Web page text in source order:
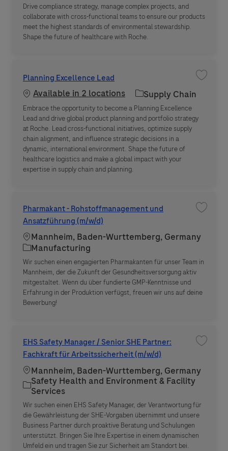
Drive compliance strategy, manage complex projects, and
collaborate with cross-functional teams to ensure our products
meet the highest standards of environmental stewardship.
Shape the future of healthcare with Roche.
Planning Excellence Lead
Available in 2 locations Category
Supply Chain
Embrace the opportunity to become a Planning Excellence
Lead and drive global product planning and portfolio strategy
at Roche. Lead cross-functional initiatives, optimize supply
chain alignment, and influence strategic decisions in a
dynamic, international environment. Shape the future of
healthcare logistics and make a global impact with your
expertise in supply chain and planning.
Save
Pharmakant - Rohstoffmanagement und
Ansatzführung (m/w/d)
Location
Mannheim, Baden-Wurttemberg, Germany
Category
Manufacturing
Wir suchen einen engagierten Pharmakanten für unser Team in
Mannheim, der die Zukunft der Gesundheitsversorgung aktiv
mitgestaltet. Wenn du über fundierte GMP-Kenntnisse und
Erfahrung in der Produktion verfügst, freuen wir uns auf deine
Bewerbung!
Save
EHS Safety Manager / Senior SHE Partner:
Fachkraft für Arbeitssicherheit (m/w/d)
Location
Mannheim, Baden-Wurttemberg, Germany
Category
Safety Health and Environment & Facility
Services
Wir suchen einen EHS Safety Manager, der Verantwortung für
die Gewährleistung der SHE-Vorgaben übernimmt und unsere
Business Partner durch proaktive Beratung und Schulungen
unterstützt. Bringen Sie Ihre Expertise in einem dynamischen
Umfeld ein und tragen Sie zur Sicherheit am Standort bei.
Save